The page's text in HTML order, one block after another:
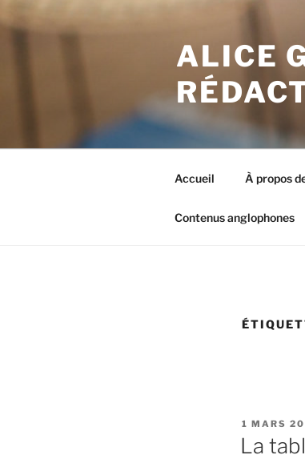
au
ALICE
Accueil À propos
Contenus anglophones
PUBLIÉ
LE
1 MARS
La